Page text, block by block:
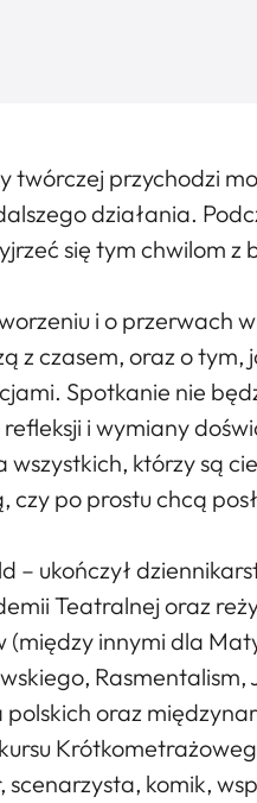
twórczej przychodzi
działania.
się tym chwilom z
i o przerwach
z czasem, oraz o
Spotkanie nie
i wymiany
wszystkich, którzy są
czy po prostu chcą
– ukończył
Teatralnej oraz
(między innymi dla
oraz
scenarzysta, komik,